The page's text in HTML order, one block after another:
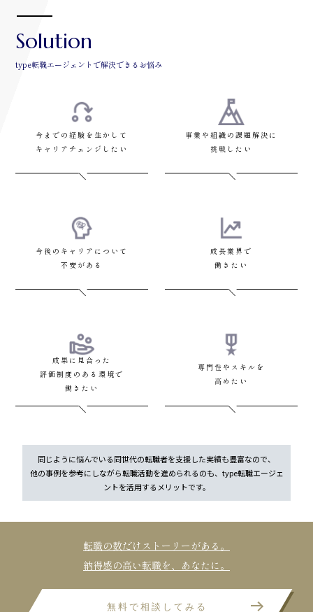
Solution
type転職エージェントで解決できるお悩み
今までの経験を生かして
キャリアチェンジしたい
事業や組織の課題解決に
挑戦したい
今後のキャリアについて
不安がある
成長業界で
働きたい
成果に見合った
評価制度のある環境で
働きたい
専門性やスキルを
高めたい
同じように悩んでいる同世代の転職者を支援した実績も豊富なので、
他の事例を参考にしながら転職活動を進められるのも、type転職エージェ
ントを活用するメリットです。
転職の数だけストーリーがある。
納得感の高い転職を、あなたに。
無料で相談してみる